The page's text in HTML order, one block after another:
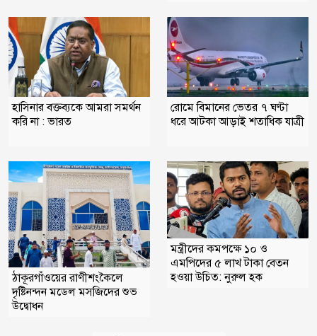
হাসিনার বক্তব্যকে আমরা সমর্থন
করি না : ভারত
রোমে বিমানের ভেতর ৭ ঘণ্টা
ধরে আটকা আড়াই শতাধিক যাত্রী
ঠাকূরগাঁওয়ের রাণীশংকৈলে
দৃষ্টিনন্দন মডেল মসজিদের শুভ
উদ্বোধন
মন্ত্রীদের কমপক্ষে ১০ ও
এমপিদের ৫ লাখ টাকা বেতন
হওয়া উচিত: নুরুল হক